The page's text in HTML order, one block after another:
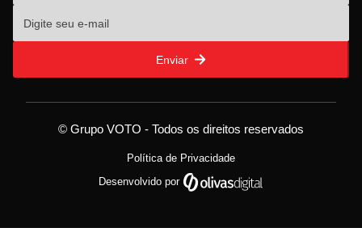
Enviar
© Grupo VOTO - Todos os direitos reservados
Política de Privacidade
Desenvolvido por